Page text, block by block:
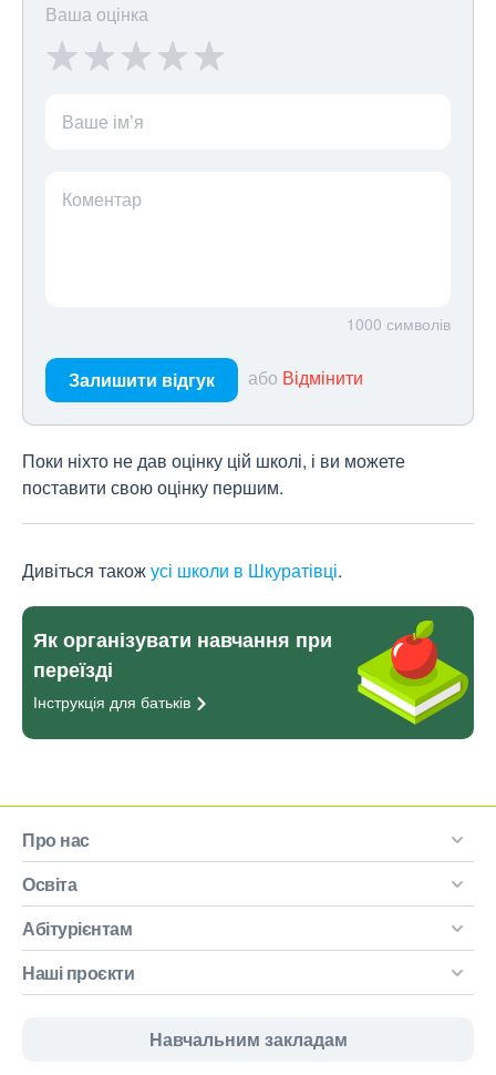
Ваша оцінка
Ваше ім’я
Коментар
1000 символів
Залишити відгук або Відмінити
Поки ніхто не дав оцінку цій школі, і ви можете
поставити свою оцінку першим.
Дивіться такожусі школи в Шкуратівці.
Як організувати навчання при
переїзді
Інструкція для батьків
Про нас
Освіта
Абітурієнтам
Наші проєкти
Навчальним закладам